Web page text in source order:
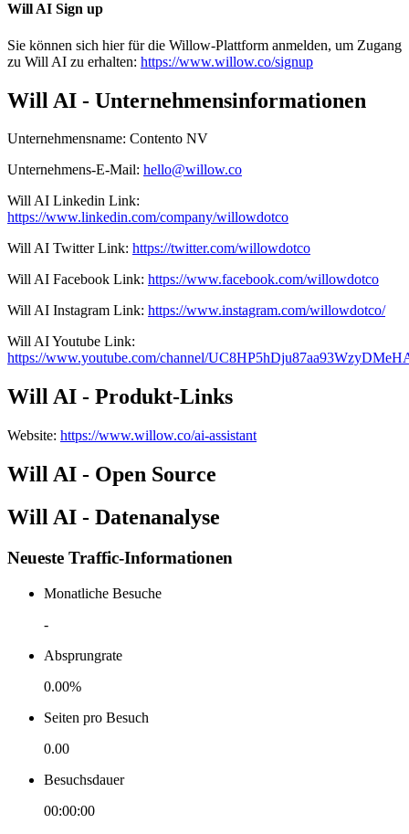
Will AI Sign up
Sie können sich hier für die Willow-Plattform anmelden, um Zugang
zu Will AI zu erhalten: https://www.willow.co/signup
Will AI - Unternehmensinformationen
Unternehmensname: Contento NV
Unternehmens-E-Mail: hello@willow.co
Will AI Linkedin Link:
https://www.linkedin.com/company/willowdotco
Will AI Twitter Link: https://twitter.com/willowdotco
Will AI Facebook Link: https://www.facebook.com/willowdotco
Will AI Instagram Link: https://www.instagram.com/willowdotco/
Will AIYoutube Link:
https://www.youtube.com/channel/
Will AI - Produkt-Links
Website: https://www.willow.co/ai-assistant
Will AI - Open Source
Will AI - Datenanalyse
Neueste Traffic-Informationen
Monatliche Besuche
-
Absprungrate
0.00%
Seiten pro Besuch
0.00
Besuchsdauer
00:00:00